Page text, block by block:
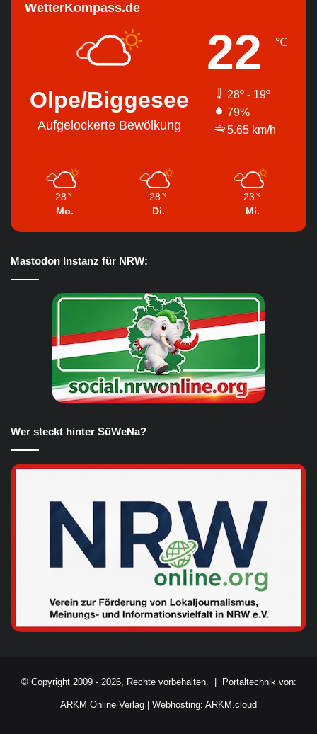
WetterKompass.de
Olpe/Biggesee
Aufgelockerte Bewölkung
22 ℃
28º - 19º
79%
5.65 km/h
28 ℃
Mo.
28 ℃
Di.
23 ℃
Mi.
Mastodon Instanz für NRW:
Wer steckt hinter SüWeNa?
© Copyright 2009 - 2026, Rechte vorbehalten. | Portaltechnik von:
ARKM Online Verlag | Webhosting: ARKM.cloud